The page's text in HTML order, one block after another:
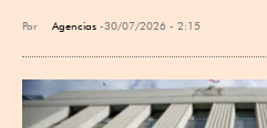
Por Agencias 30/07/2026 - 2:15